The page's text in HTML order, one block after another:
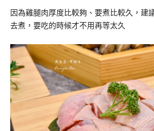
因為雞腿肉厚度比較夠、要煮比較久，建
去煮，要吃的時候才不用再等太久